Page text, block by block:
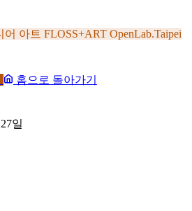
어 아트 FLOSS+ART OpenLab.Taipei
홈으로 돌아가기
일